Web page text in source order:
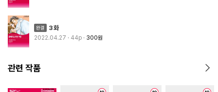
3화
2022.04.27 · 44p 300원
관련 작품